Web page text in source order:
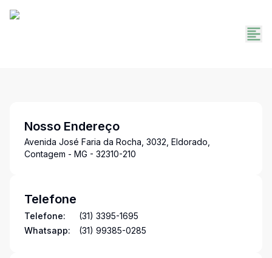
Nosso Endereço
Avenida José Faria da Rocha, 3032, Eldorado,
Contagem - MG - 32310-210
Telefone
Telefone:
(31) 3395-1695
Whatsapp:
(31) 99385-0285